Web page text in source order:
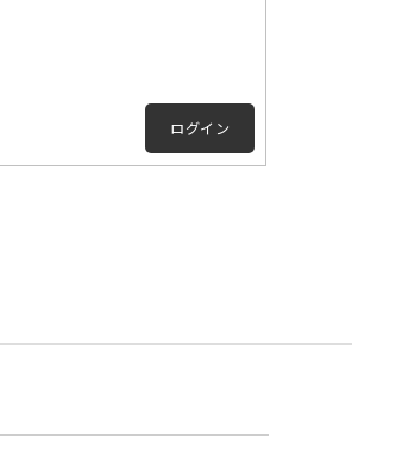
ログイン